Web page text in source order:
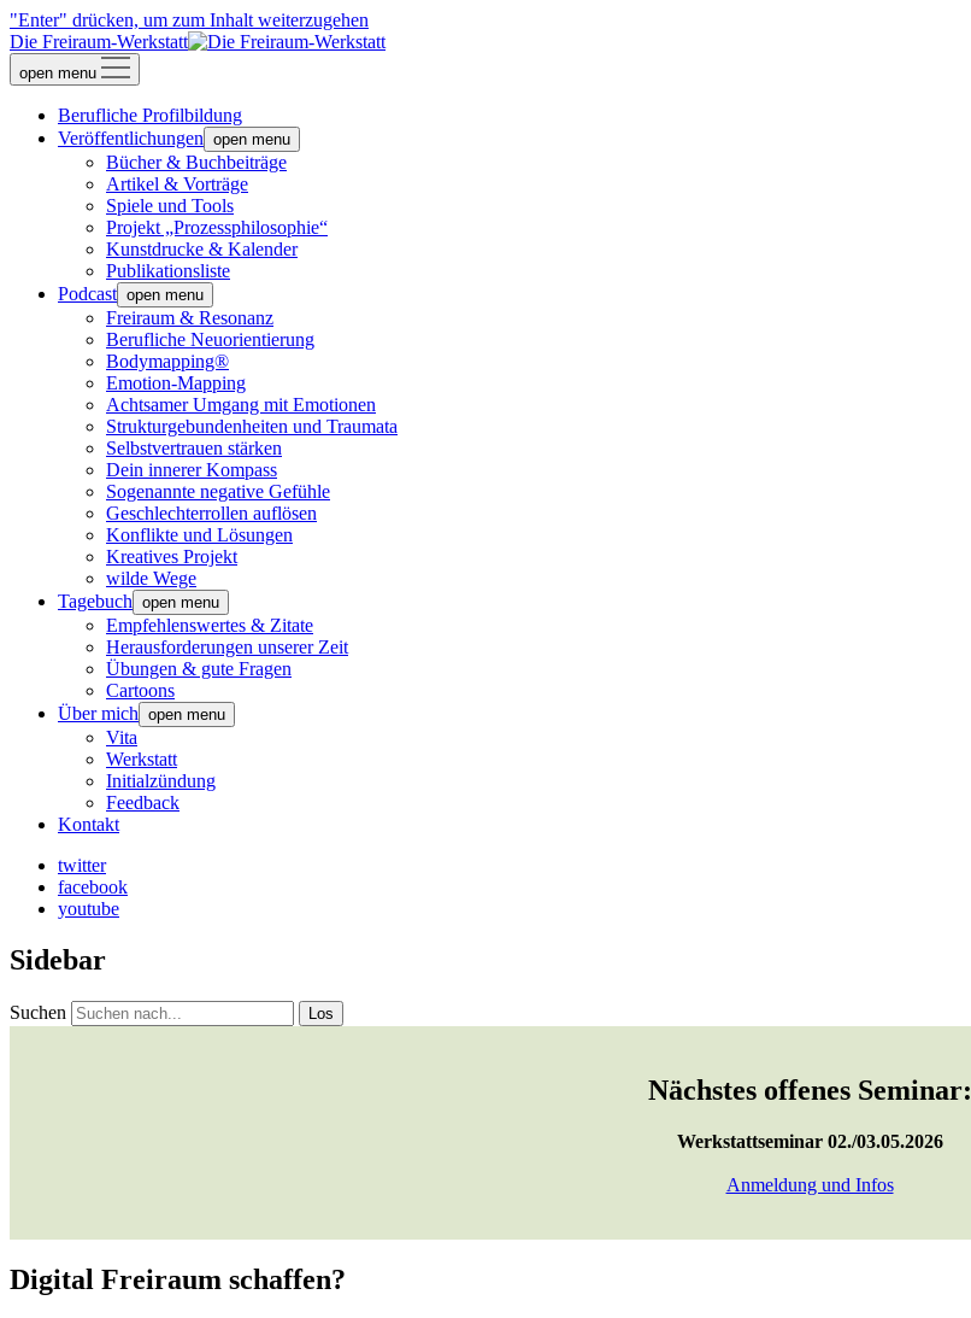
"Enter" drücken, um zum Inhalt weiterzugehen
Die Freiraum-Werkstatt
open menu
Berufliche Profilbildung
Veröffentlichungen open menu
Bücher & Buchbeiträge
Artikel & Vorträge
Spiele und Tools
Projekt „Prozessphilosophie“
Kunstdrucke & Kalender
Publikationsliste
Podcast open menu
Freiraum & Resonanz
Berufliche Neuorientierung
Bodymapping®
Emotion-Mapping
Achtsamer Umgang mit Emotionen
Strukturgebundenheiten und Traumata
Selbstvertrauen stärken
Dein innerer Kompass
Sogenannte negative Gefühle
Geschlechterrollen auflösen
Konflikte und Lösungen
Kreatives Projekt
wilde Wege
Tagebuch open menu
Empfehlenswertes & Zitate
Herausforderungen unserer Zeit
Übungen & gute Fragen
Cartoons
Über mich open menu
Vita
Werkstatt
Initialzündung
Feedback
Kontakt
twitter
facebook
youtube
Sidebar
Suchen
Nächstes offenes Seminar:
Werkstattseminar 02./03.05.2026
Anmeldung und Infos
Digital Freiraum schaffen?